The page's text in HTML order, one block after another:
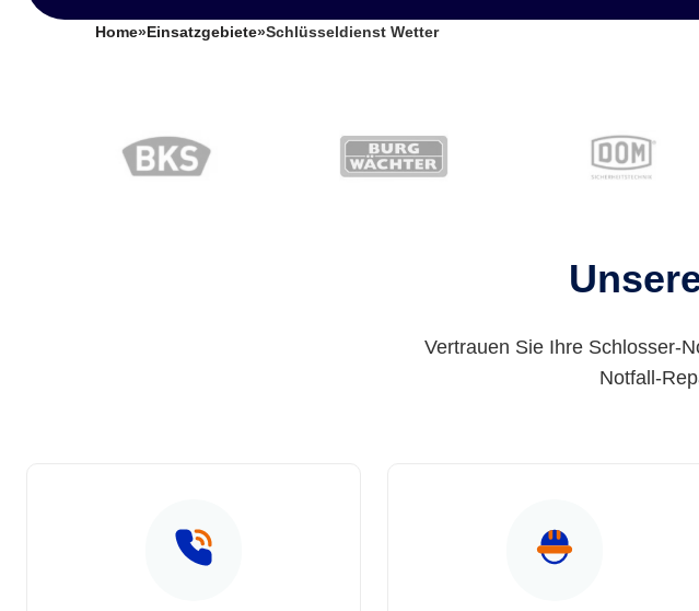
Home» Einsatzgebiete»Schlüsseldienst Wetter
Vertrauen Sie Ihre Schlosser-
Notfall-